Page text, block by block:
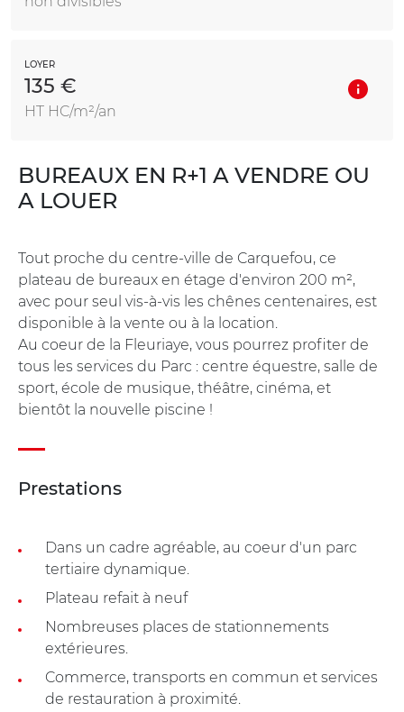
LOYER
135 €
HT HC/m²/an
BUREAUX EN R+1 A VENDRE OU
A LOUER
Tout proche du centre-ville de Carquefou, ce
plateau de bureaux en étage d'environ 200 m²,
avec pour seul vis-à-vis les chênes centenaires, est
disponible à la vente ou à la location.
Au coeur de la Fleuriaye, vous pourrez profiter de
tous les services du Parc : centre équestre, salle de
sport, école de musique, théâtre, cinéma, et
bientôt la nouvelle piscine !
Prestations
Dans un cadre agréable, au coeur d'un parc
tertiaire dynamique.
Plateau refait à neuf
Nombreuses places de stationnements
extérieures.
Commerce, transports en commun et services
de restauration à proximité.